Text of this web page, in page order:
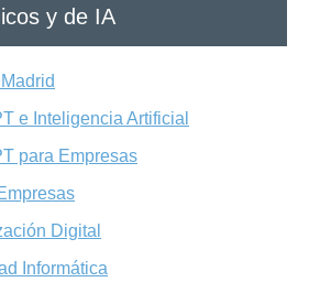
y de IA
e Inteligencia Artificial
para Empresas
Digital
Informática